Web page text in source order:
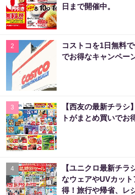
日まで開催中。
2
コストコを1日無料
でお得なキャンペー
3
【西友の最新チラ
トがまとめ買いでお
4
【ユニクロ最新チ
なウェアやUVカッ
得！旅行や帰省、レ